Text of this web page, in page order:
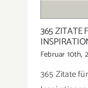
365 ZITATE
Februar 10th,
365 Zitate